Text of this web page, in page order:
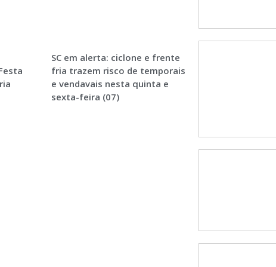
SC em alerta: ciclone e frente
fria trazem risco de temporais
e vendavais nesta quinta e
sexta-feira (07)